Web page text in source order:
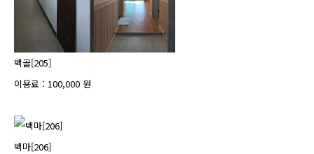
백골[205]
이용료 : 100,000 원
백마[206]